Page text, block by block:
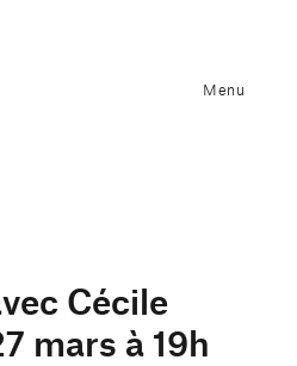
Menu
Cécile
mars à 19h